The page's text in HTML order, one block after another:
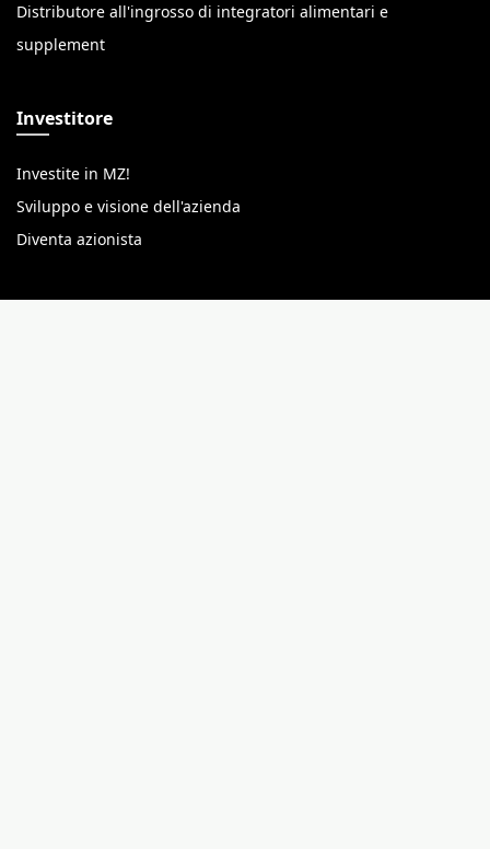
Distributore all'ingrosso di integratori alimentari e
supplement
Investitore
Investite in MZ!
Sviluppo e visione dell'azienda
Diventa azionista